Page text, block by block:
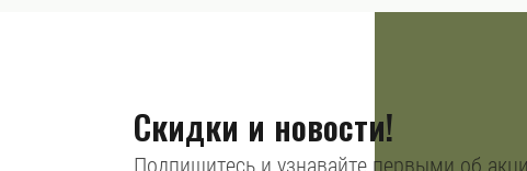
Скидки и новости!
Подпишитесь и узнавайте первыми об